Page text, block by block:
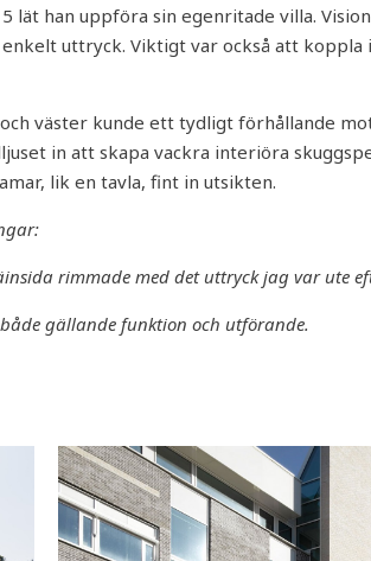
lät han uppföra sin egenritade villa.
uttryck. Viktigt var också att koppla
väster kunde ett tydligt förhållande
in att skapa vackra interiöra
lik en tavla, fint in utsikten.
rimmade med det uttryck jag var ute
gällande funktion och utförande.